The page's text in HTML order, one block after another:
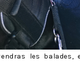
les balades,